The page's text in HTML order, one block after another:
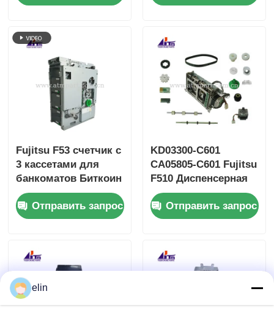
самообслуживания
Fujitsu F53 счетчик с
3 кассетами для
банкоматов Биткоин
киоск
Отправить запрос
KD03300-C601
CA05805-C601 Fujitsu
F510 Диспенсерная
записка для питания
Отправить запрос
elin